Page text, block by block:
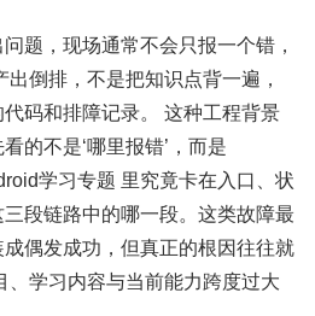
题，现场通常不会只报一个错，
倒排，不是把知识点背一遍，
码和排障记录。 这种工程背景
的不是‘哪里报错’，而是
学习专题 里究竟卡在入口、状
段链路中的哪一段。这类故障最
偶发成功，但真正的根因往往就
、学习内容与当前能力跨度过大